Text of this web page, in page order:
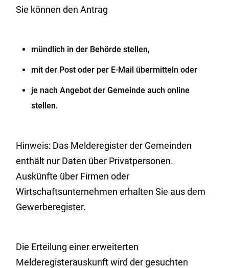
Sie können den Antrag
mündlich in der Behörde stellen,
mit der Post oder per E-Mail übermitteln oder
je nach Angebot der Gemeinde auch online
stellen.
Hinweis: Das Melderegister der Gemeinden
enthält nur Daten über Privatpersonen.
Auskünfte über Firmen oder
Wirtschaftsunternehmen erhalten Sie aus dem
Gewerberegister.
Die Erteilung einer erweiterten
Melderegisterauskunft wird der gesuchten